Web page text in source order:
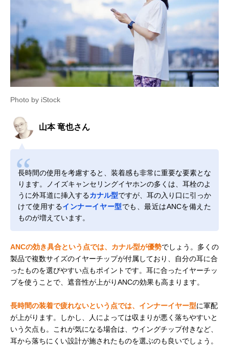
Photo by iStock
山本 竜也さん
長時間の使用を考慮すると、装着感も非常に重要な要素とな
ります。ノイズキャンセリングイヤホンの多くは、耳栓のよ
うに外耳道に挿入するカナル型ですが、耳の入り口に引っか
けて使用するインナーイヤー型でも、最近はANCを備えた
ものが増えています。
ANCの効き具合という点では、カナル型が優勢でしょう。多くの
製品で複数サイズのイヤーチップが付属しており、自分の耳に合
ったものを選びやすい点もポイントです。耳に合ったイヤーチッ
プを使うことで、遮音性が上がりANCの効果も高まります。
長時間の装着で疲れないという点では、インナーイヤー型に軍配
が上がります。しかし、人によっては収まりが悪く落ちやすいと
いう欠点も。これが気になる場合は、ウイングチップ付きなど、
耳から落ちにくい設計が施されたものを選ぶのも良いでしょう。